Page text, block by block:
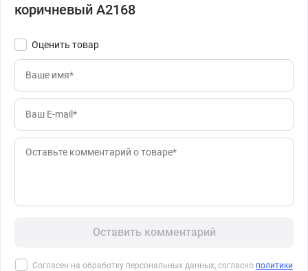
коричневый A2168
Оценить товар
Оставить комментарий
Согласен на обработку персональных данных, согласно политики